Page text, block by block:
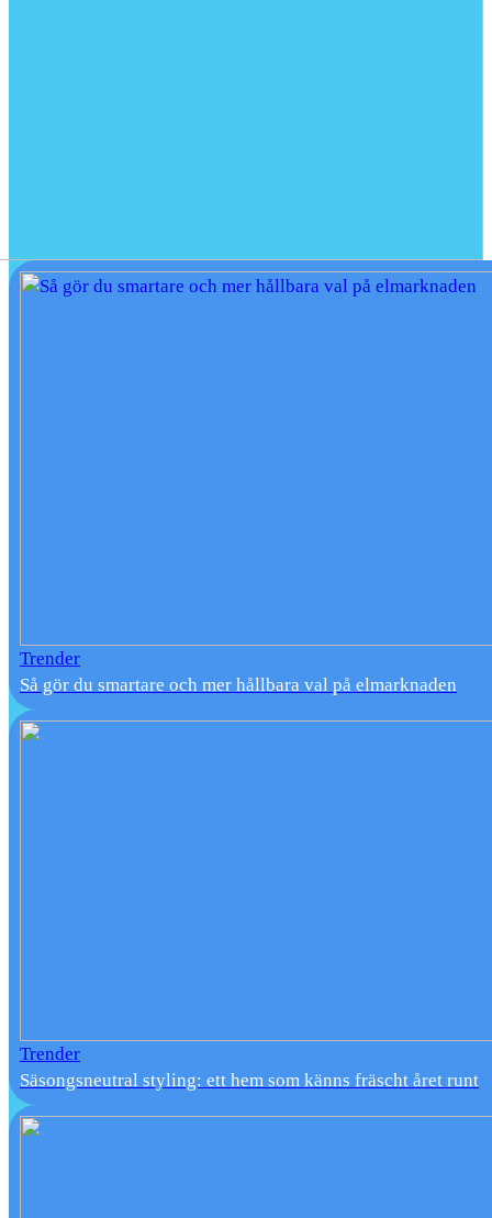
Trender
Så gör du smartare och mer hållbara val på elmarknaden
Trender
Säsongsneutral styling: ett hem som känns fräscht året runt